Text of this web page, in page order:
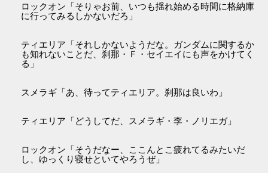
ロックオン「そりゃお前、いつも揺れ始める時間に格納庫
に行ってみるしかないだろ」
ティエリア「それしかないようだな。ガンダムに関するか
も知れないことだ、刹那・Ｆ・セイエイにも声をかけてく
る」
スメラギ「あ、待ってティエリア。刹那は良いわ」
ティエリア「どうしてだ、スメラギ・李・ノリエガ」
ロックオン「そうだなー、ここんとこ疲れてるみたいだ
し、ゆっくり寝せといてやろうぜ」